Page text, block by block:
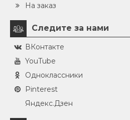
На заказ
Следите за нами
ВКонтакте
YouTube
Одноклассники
Pinterest
Яндекс.Дзен